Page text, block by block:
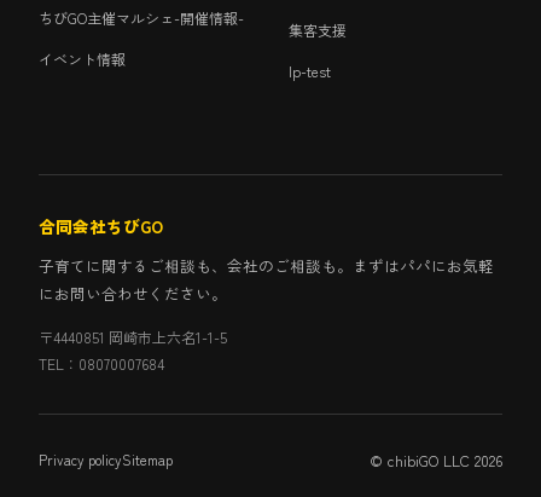
ちびGO主催マルシェ-開催情報-
イベント情報
集客支援
lp-test
合同会社ちびGO
子育てに関するご相談も、会社のご相談も。まずはパパにお気軽
にお問い合わせください。
〒4440851 岡崎市上六名1-1-5
TEL：08070007684
Privacy policySitemap © chibiGO LLC 2026